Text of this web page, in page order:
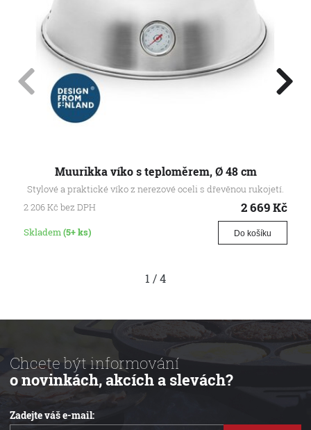
Muurikka víko s teploměrem, Ø 48 cm
Stylové a praktické víko z nerezové oceli s dřevěnou rukojetí.
2 206Kč bez DPH 2 669Kč
Skladem(5+ ks) Do košíku
1 /4
Chcete být informování
o novinkách, akcích a slevách?
Zadejte váš e-mail: